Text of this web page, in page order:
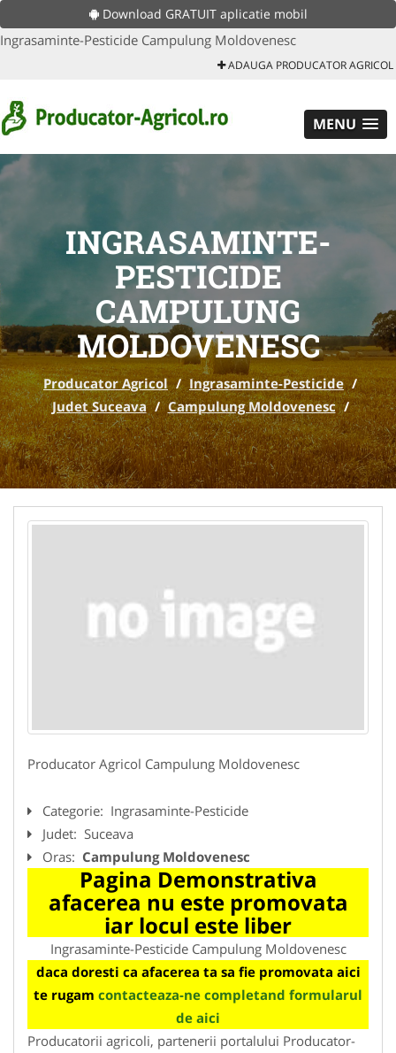
Download GRATUIT aplicatie mobil
Ingrasaminte-Pesticide Campulung Moldovenesc
ADAUGA PRODUCATOR AGRICOL
MENU
INGRASAMINTE-
PESTICIDE
CAMPULUNG
MOLDOVENESC
Producator Agricol / Ingrasaminte-Pesticide /
Judet Suceava / Campulung Moldovenesc /
Producator Agricol Campulung Moldovenesc
Categorie: Ingrasaminte-Pesticide
Judet: Suceava
Oras: Campulung Moldovenesc
Pagina Demonstrativa
afacerea nu este promovata
iar locul este liber
Ingrasaminte-Pesticide Campulung Moldovenesc
daca doresti ca afacerea ta sa fie promovata aici
te rugam contacteaza-ne completand formularul
de aici
Producatorii agricoli, partenerii portalului Producator-